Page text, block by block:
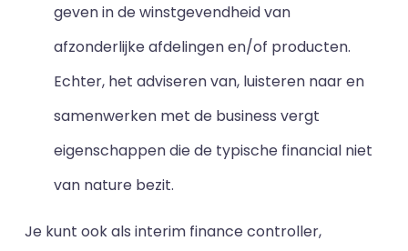
geven in de winstgevendheid van
afzonderlijke afdelingen en/of producten.
Echter, het adviseren van, luisteren naar en
samenwerken met de business vergt
eigenschappen die de typische financial niet
van nature bezit.
Je kunt ook als interim finance controller,